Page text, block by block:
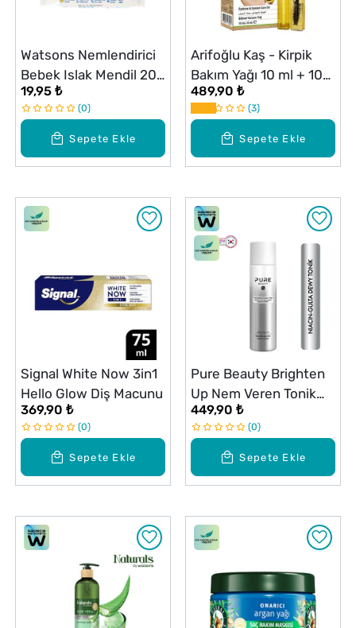
Sepete Ekle
Watsons Nemlendirici
Bebek Islak Mendil 20
Adet
19,95 ₺
0
Sepete Ekle
Arifoğlu Kaş - Kirpik
Bakım Yağı 10 ml + 10
ml
489,90 ₺
3
Sepete Ekle
Signal White Now 3in1
Hello Glow Diş Macunu
369,90 ₺
0
Sepete Ekle
Pure Beauty Brighten
Up Nem Veren Tonik
140 ml
449,90 ₺
0